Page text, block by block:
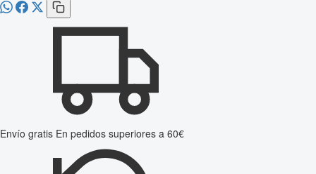
Envío gratis En pedidos superiores a 60€